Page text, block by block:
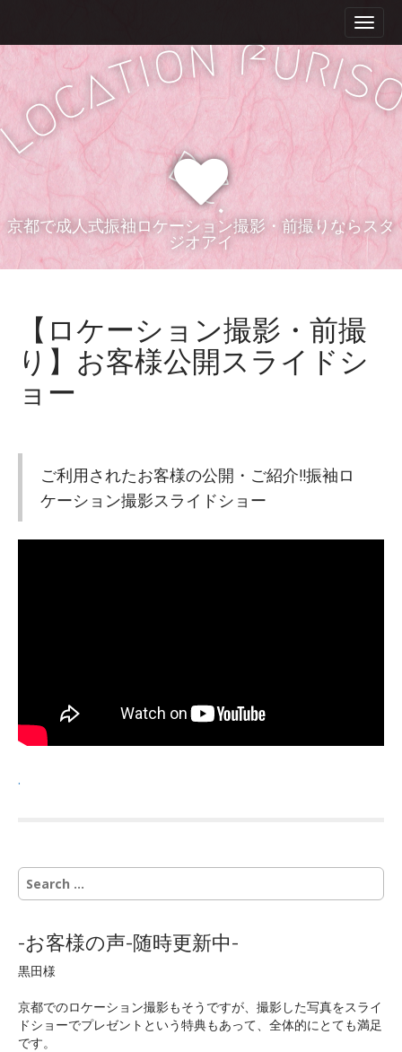
i
n
e
n
i
c
oocation furi
s
d
e
.
京都で成人式振袖ロケーション撮影・前撮りならスタ
ジオアイ
【ロケーション撮影・前撮
り】お客様公開スライドシ
ョー
ご利用されたお客様の公開・ご紹介!!振袖ロ
ケーション撮影スライドショー
.
S
c
h
f
o
r
:
-お客様の声-随時更新中-
黒田様
京都でのロケーション撮影もそうですが、撮影した写真をスライ
ドショーでプレゼントという特典もあって、全体的にとても満足
です。